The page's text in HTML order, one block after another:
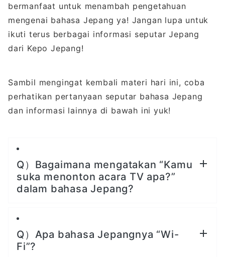
bermanfaat untuk menambah pengetahuan
mengenai bahasa Jepang ya! Jangan lupa untuk
ikuti terus berbagai informasi seputar Jepang
dari Kepo Jepang!
Sambil mengingat kembali materi hari ini, coba
perhatikan pertanyaan seputar bahasa Jepang
dan informasi lainnya di bawah ini yuk!
Q）Bagaimana mengatakan “Kamu
suka menonton acara TV apa?”
dalam bahasa Jepang?
Q）Apa bahasa Jepangnya “Wi-
Fi”?